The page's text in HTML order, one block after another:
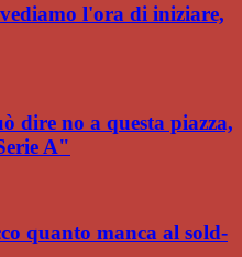
l'ora di iniziare,
dire no a questa piazza,
A"
quanto manca al sold-